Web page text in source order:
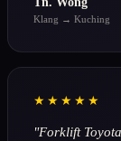
Klang → Kuching
★★★★★
"Forklift